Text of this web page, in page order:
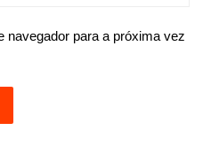
navegador para a próxima vez